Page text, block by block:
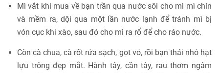
Mì vắt khi mua về bạn trần qua nước sôi cho mì mì chín
và mềm ra, dội qua một lần nước lạnh để tránh mì bị
vón cục khi xào, sau đó cho mì ra rổ để cho ráo nước.
Còn cà chua, cà rốt rửa sạch, gọt vỏ, rồi bạn thái nhỏ hạt
lựu trông đẹp mắt. Hành tây, cần tây, rau thơm ngâm